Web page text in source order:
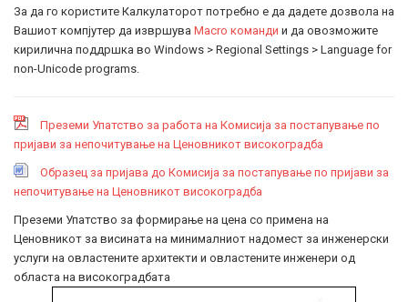
За да го користите Калкулаторот потребно е да дадете дозвола на
Вашиот компјутер да извршува Macro команди и да овозможите
кирилична поддршка во Windows > Regional Settings > Language for
non-Unicode programs.
Преземи Упатство за работа на Комисија за постапување по
пријави за непочитување на Ценовникот високоградба
Образец за пријава до Комисија за постапување по пријави за
непочитување на Ценовникот високоградба
Преземи Упатство за формирање на цена со примена на
Ценовникот за висината на минималниот надомест за инженерски
услуги на овластените архитекти и овластените инженери од
областа на високоградбата